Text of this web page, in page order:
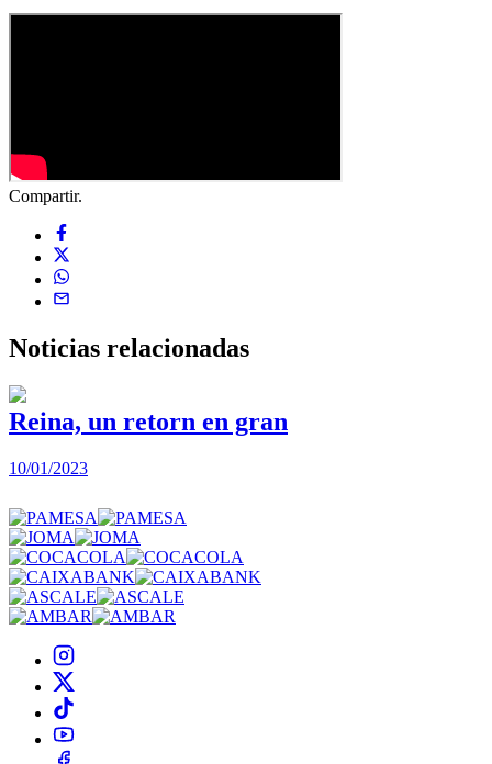
Compartir.
Noticias relacionadas
Reina, un retorn en gran
10/01/2023